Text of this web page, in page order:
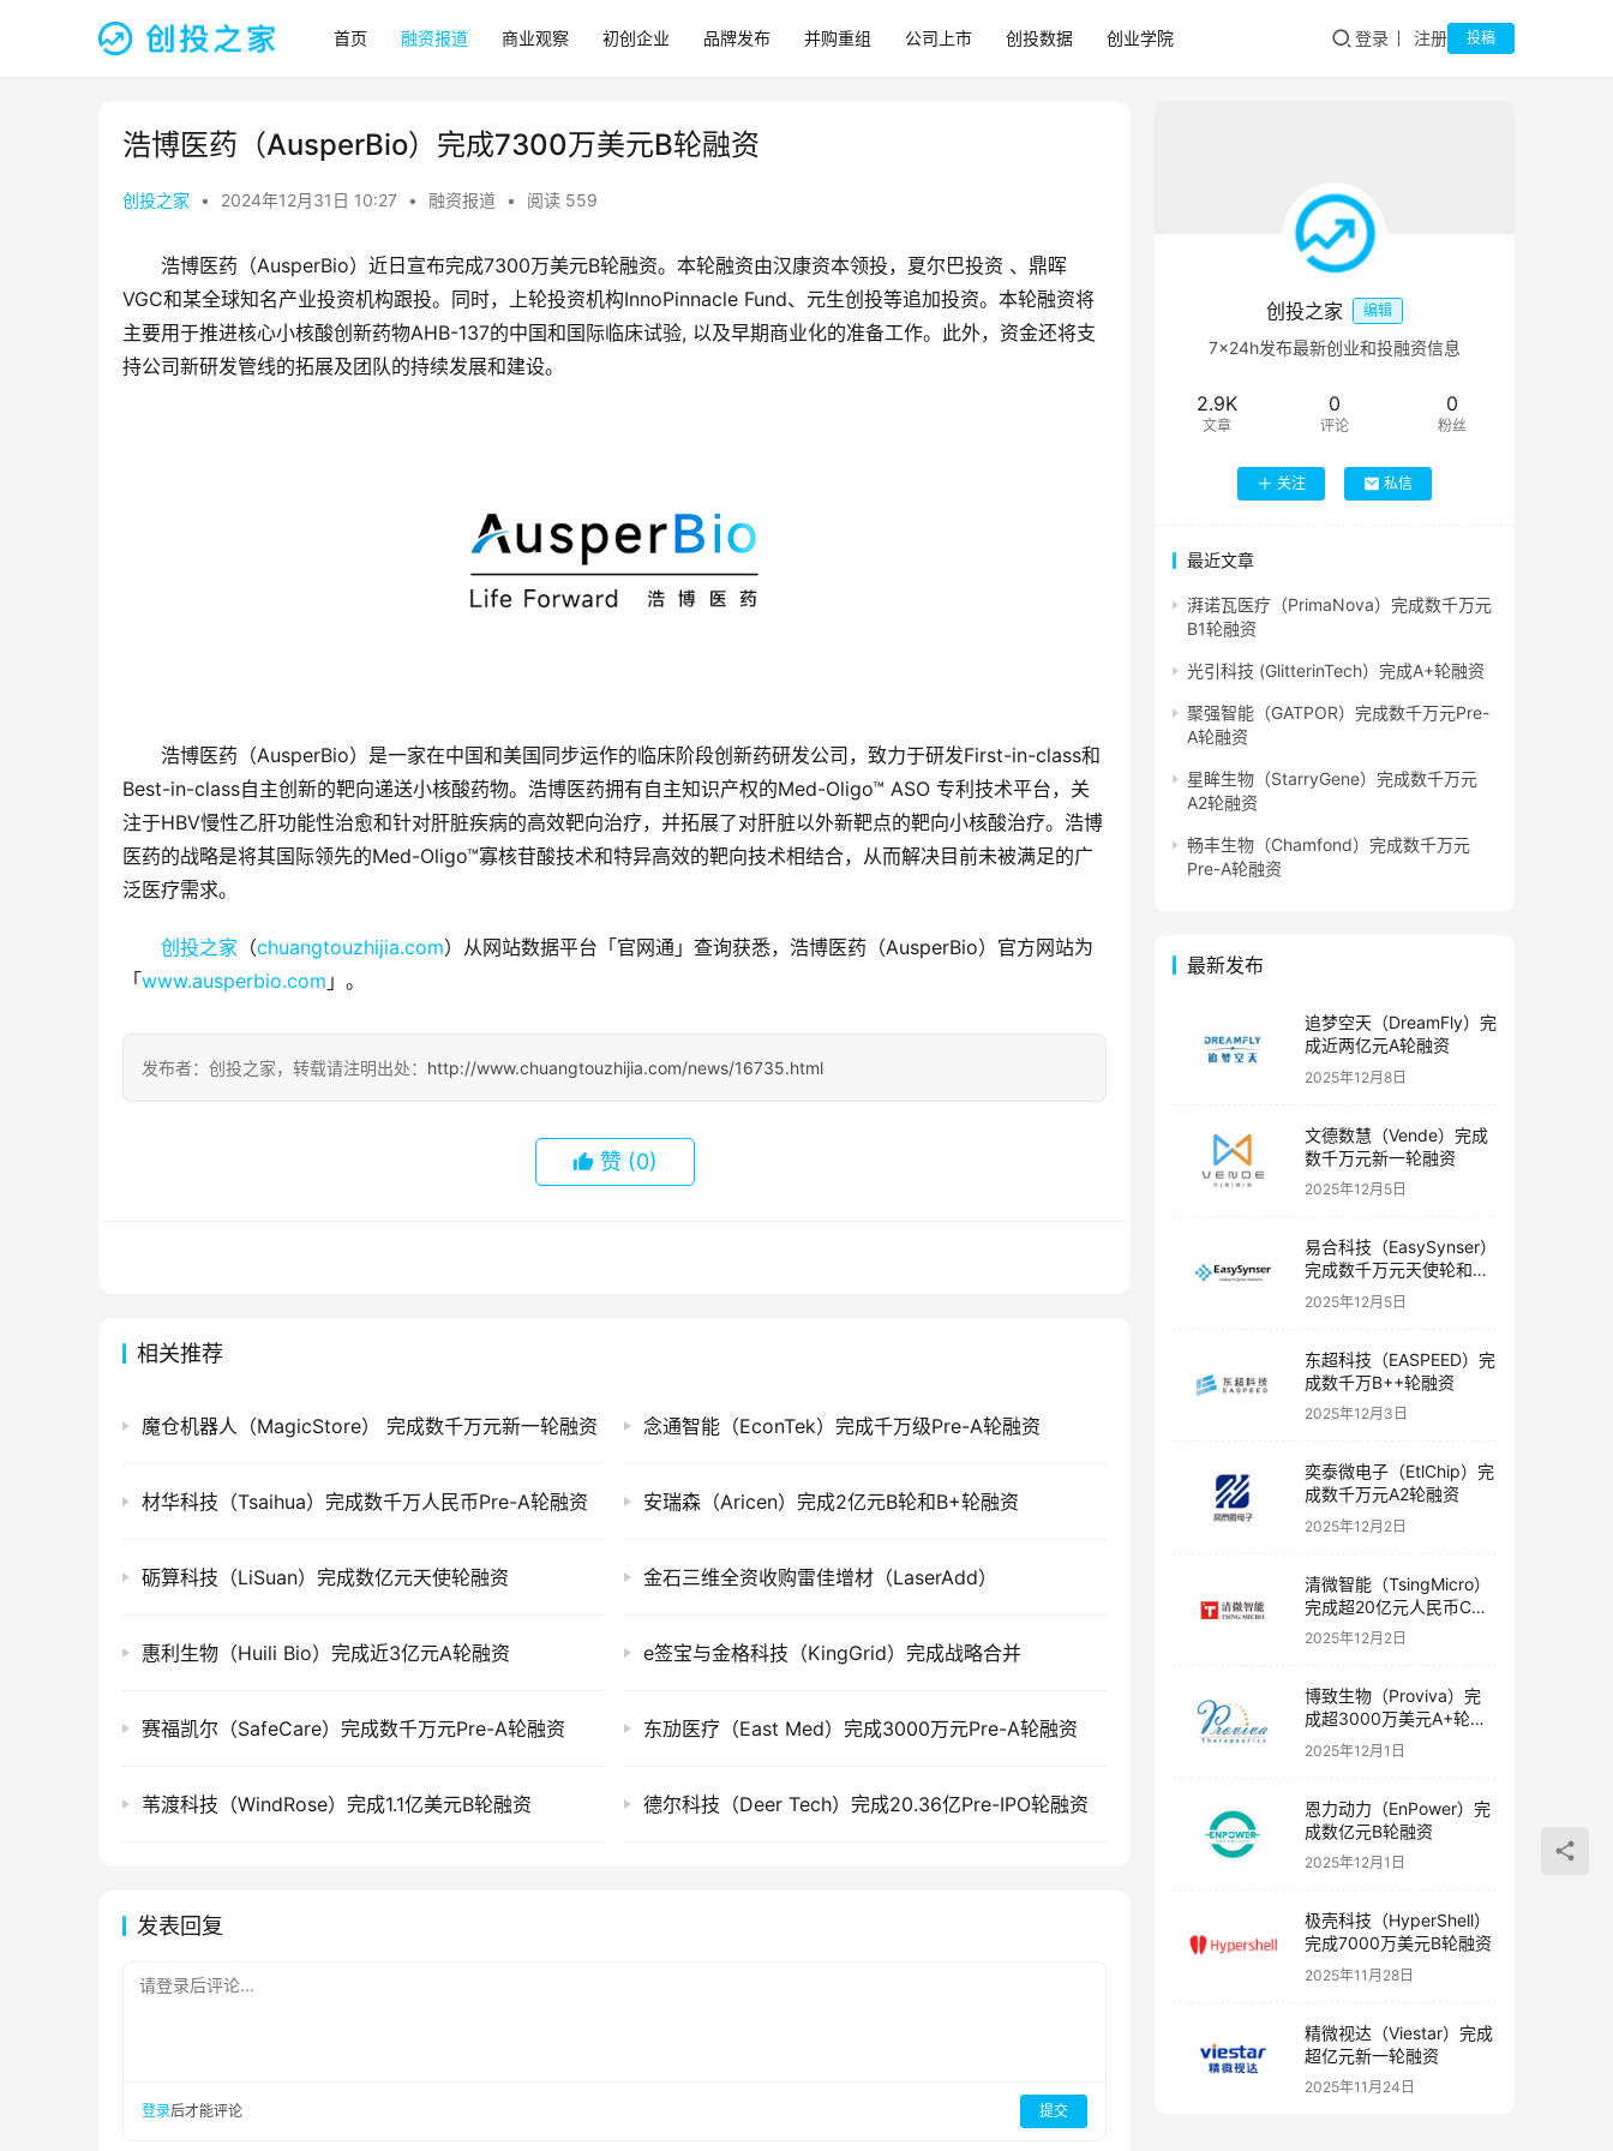
首页 融资报道 商业观察 初创企业 品牌发布 并购重组 公司上市 创投数据 创业学院 登录 注册 投稿
浩博医药（AusperBio）完成7300万美元B轮融资
创投之家 • 2024年12月31日 10:27 • 融资报道 • 阅读 559
浩博医药（AusperBio）近日宣布完成7300万美元B轮融资。本轮融资由汉康资本领投，夏尔巴投资 、鼎晖
VGC和某全球知名产业投资机构跟投。同时，上轮投资机构InnoPinnacle Fund、元生创投等追加投资。本轮融资将
主要用于推进核心小核酸创新药物AHB-137的中国和国际临床试验, 以及早期商业化的准备工作。此外，资金还将支
持公司新研发管线的拓展及团队的持续发展和建设。
浩博医药（AusperBio）是一家在中国和美国同步运作的临床阶段创新药研发公司，致力于研发First-in-class和
Best-in-class自主创新的靶向递送小核酸药物。浩博医药拥有自主知识产权的Med-Oligo™ ASO 专利技术平台，关
注于HBV慢性乙肝功能性治愈和针对肝脏疾病的高效靶向治疗，并拓展了对肝脏以外新靶点的靶向小核酸治疗。浩博
医药的战略是将其国际领先的Med-Oligo™寡核苷酸技术和特异高效的靶向技术相结合，从而解决目前未被满足的广
泛医疗需求。
创投之家 （chuangtouzhijia.com）从网站数据平台「官网通」查询获悉，浩博医药（AusperBio）官方网站为
「www.ausperbio.com 」。
发布者：创投之家，转载请注明出处： http://www.chuangtouzhijia.com/news/16735.html
赞 (0)
相关推荐
魔仓机器人（MagicStore） 完成数千万元新一轮融资 念通智能（EconTek）完成千万级Pre-A轮融资
材华科技（Tsaihua）完成数千万人民币Pre-A轮融资 安瑞森（Aricen）完成2亿元B轮和B+轮融资
砺算科技（LiSuan）完成数亿元天使轮融资 金石三维全资收购雷佳增材（LaserAdd）
惠利生物（Huili Bio）完成近3亿元A轮融资 e签宝与金格科技（KingGrid）完成战略合并
赛福凯尔（SafeCare）完成数千万元Pre-A轮融资 东劢医疗（East Med）完成3000万元Pre-A轮融资
苇渡科技（WindRose）完成1.1亿美元B轮融资 德尔科技（Deer Tech）完成20.36亿Pre-IPO轮融资
发表回复
请登录后评论...
登录后才能评论 提交
创投之家 编辑
7×24h发布最新创业和投融资信息
2.9K
文章
0
评论
0
粉丝
关注 私信
最近文章
湃诺瓦医疗（PrimaNova）完成数千万元
B1轮融资
光引科技 (GlitterinTech）完成A+轮融资
聚强智能（GATPOR）完成数千万元Pre-
A轮融资
星眸生物（StarryGene）完成数千万元
A2轮融资
畅丰生物（Chamfond）完成数千万元
Pre-A轮融资
最新发布
追梦空天（DreamFly）完
成近两亿元A轮融资
2025年12月8日
文德数慧（Vende）完成
数千万元新一轮融资
2025年12月5日
易合科技（EasySynser）
完成数千万元天使轮和天
使+轮融资
2025年12月5日
东超科技（EASPEED）完
成数千万B++轮融资
2025年12月3日
奕泰微电子（EtlChip）完
成数千万元A2轮融资
2025年12月2日
清微智能（TsingMicro）
完成超20亿元人民币C轮
融资
2025年12月2日
博致生物（Proviva）完
成超3000万美元A+轮融
资
2025年12月1日
恩力动力（EnPower）完
成数亿元B轮融资
2025年12月1日
极壳科技（HyperShell）
完成7000万美元B轮融资
2025年11月28日
精微视达（Viestar）完成
超亿元新一轮融资
2025年11月24日